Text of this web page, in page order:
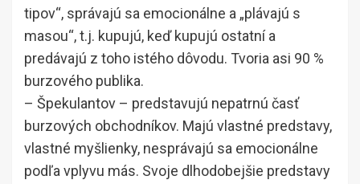
tipov“, správajú sa emocionálne a „plávajú s
masou“, t.j. kupujú, keď kupujú ostatní a
predávajú z toho istého dôvodu. Tvoria asi 90 %
burzového publika.
– Špekulantov – predstavujú nepatrnú časť
burzových obchodníkov. Majú vlastné predstavy,
vlastné myšlienky, nesprávajú sa emocionálne
podľa vplyvu más. Svoje dlhodobejšie predstavy